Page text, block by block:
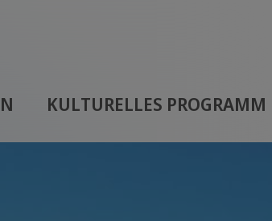
KULTURELLES PROGRAMM